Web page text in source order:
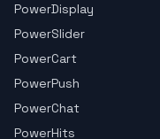
PowerDisplay
PowerSlider
PowerCart
PowerPush
PowerChat
PowerHits